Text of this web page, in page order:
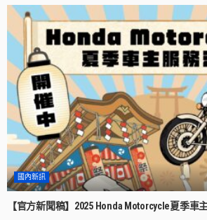
國內新訊
【官方新聞稿】2025 Honda Motorcycle夏季車